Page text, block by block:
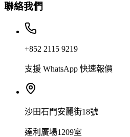
聯絡我們
+852 2115 9219
支援 WhatsApp 快速報價
沙田石門安麗街18號
達利廣場1209室